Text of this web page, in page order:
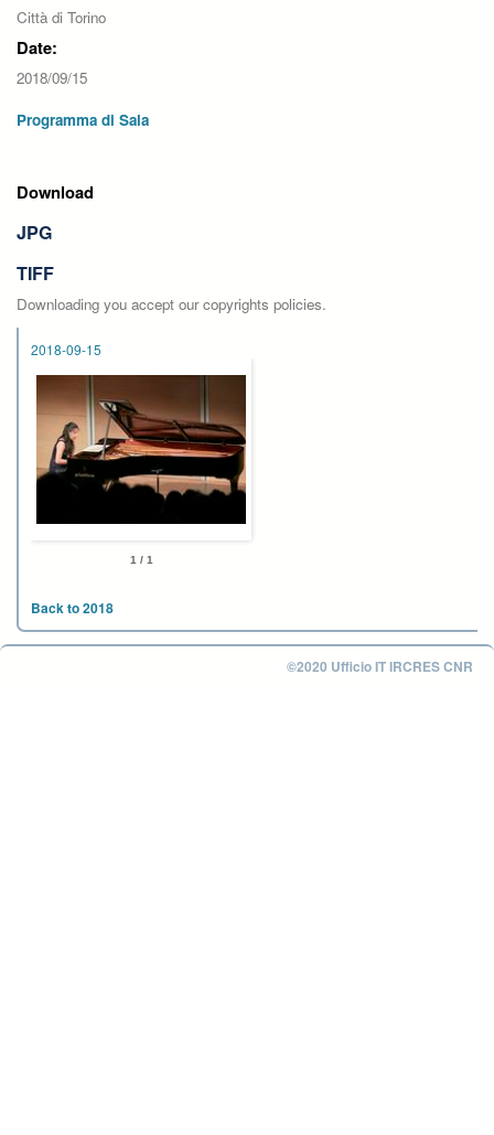
Città di Torino
Date:
2018/09/15
Programma di Sala
Download
JPG
TIFF
Downloading you accept our copyrights policies.
2018-09-15
1 / 1
Back to 2018
©2020 Ufficio IT IRCRES CNR